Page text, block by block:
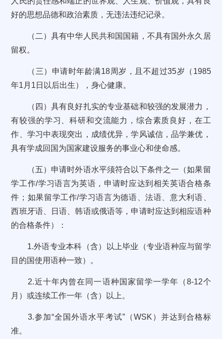
好的思想品德和政治素质，无违法违纪记录。
（二）具有中华人民共和国国籍，不具有国外永久居
留权。
（三）申请时年龄满18周岁，且不超过35岁（1985
年1月1日以后出生），身心健康。
（四）具有良好扎实的专业基础和较强的发展潜力，
有较强的学习、科研和交流能力，综合素质良好，在工
作、学习中表现突出，成绩优异，学风诚信，品学兼优，
具有学成回国为国家建设服务的事业心和使命感。
（五）申请时外语水平须符合以下条件之一（如果留
学工作/学习语言为英语，申请时应达到相关英语合格条
件；如果留学工作/学习语言为德语、法语、意大利语、
西班牙语、日语、韩语或俄语等，申请时应达到相应语种
的合格条件）：
1.外语专业本科（含）以上毕业（专业语种应与留学
目的国使用语种一致）。
2.近十年内曾在同一语种国家留学一学年（8-12个
月）或连续工作一年（含）以上。
3.参加“全国外语水平考试”（WSK）并达到合格标
准。